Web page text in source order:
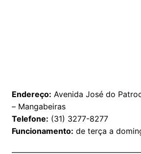
Endereço: Avenida José do
– Mangabeiras
Telefone: (31) 3277-8277
Funcionamento: de terça a